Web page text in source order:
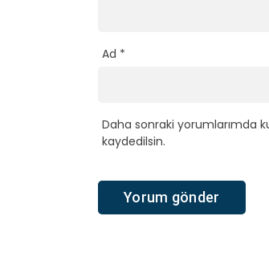
Ad *
Daha sonraki yorumlarımda
kaydedilsin.